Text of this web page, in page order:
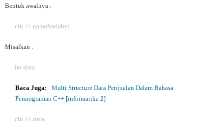
Bentuk awalnya :
cin >> namaVariabel
Misalkan :
int data;
Baca Juga:
Multi Structure Data Penjualan Dalam Bahasa
Pemrograman C++ [informatika 2]
cin >> data;